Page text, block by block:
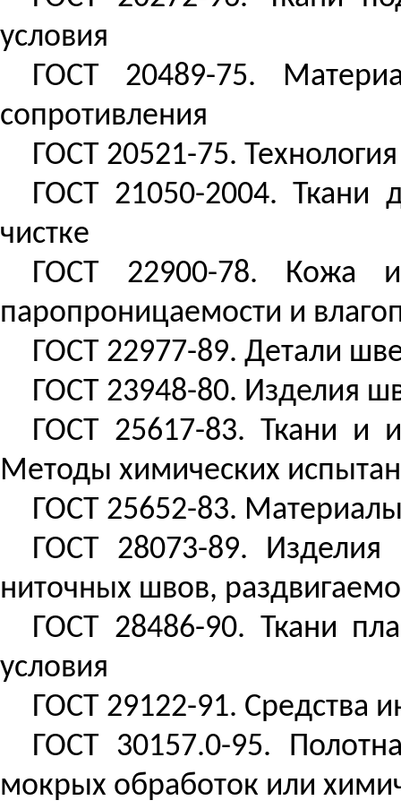
условия
ГОСТ 20489-75.
сопротивления
ГОСТ 20521-75.
ГОСТ 21050-2004. Ткани
чистке
ГОСТ 22900-78. Кожа
паропроницаемости и
ГОСТ 22977-89. Детали
ГОСТ 23948-80. Изделия
ГОСТ 25617-83. Ткани и
Методы химических
ГОСТ 25652-83.
ГОСТ 28073-89.
ниточных швов,
ГОСТ 28486-90. Ткани
условия
ГОСТ 29122-91. Средства
ГОСТ 30157.0-95.
мокрых обработок или